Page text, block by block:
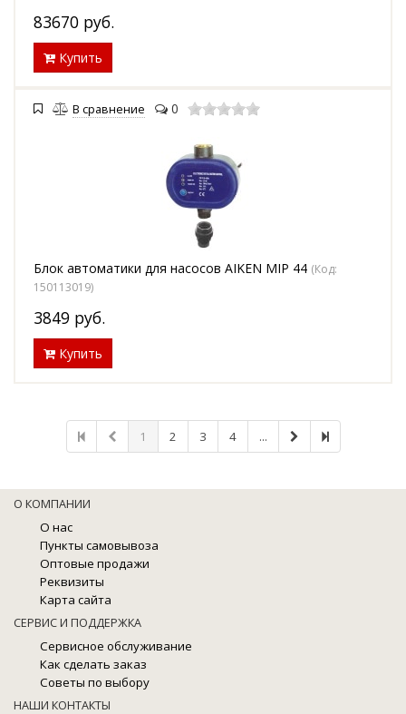
83670 руб.
Купить
В сравнение 0
Блок автоматики для насосов AIKEN MIP 44 (Код:
150113019)
3849 руб.
Купить
1 2 3 4 ...
О КОМПАНИИ
О нас
Пункты самовывоза
Оптовые продажи
Реквизиты
Карта сайта
СЕРВИС И ПОДДЕРЖКА
Сервисное обслуживание
Как сделать заказ
Советы по выбору
НАШИ КОНТАКТЫ